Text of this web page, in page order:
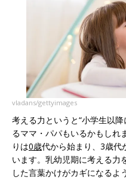
vladans/gettyimages
考える力というと“小学生以
るママ・パパもいるかもしれ
りは0歳代から始まり、3歳代
います。乳幼児期に考える力
した言葉かけがカギになるよ